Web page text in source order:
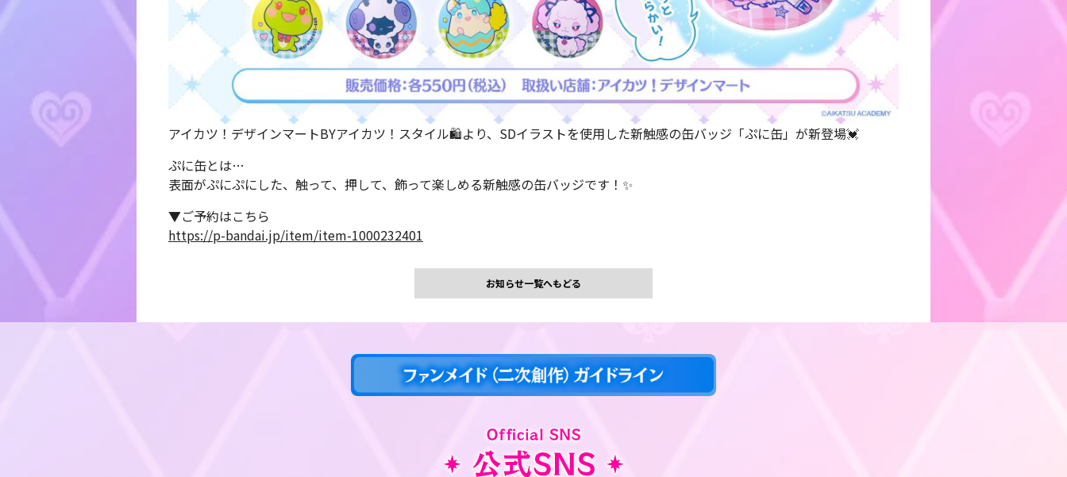
アイカツ！デザインマートBYアイカツ！スタイル🛍️より、SDイラストを使用した新触感の缶バッジ「ぷに缶」が新登場💓
ぷに缶とは…
表面がぷにぷにした、触って、押して、飾って楽しめる新触感の缶バッジです！✨
▼ご予約はこちら
https://p-bandai.jp/item/item-1000232401
お知らせ一覧へもどる